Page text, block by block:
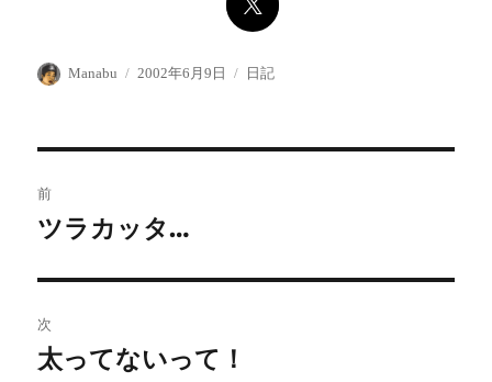
投
Manabu
投
2002年6月9日
カ
日記
稿
ビ
ゲ
前
前
投
稿:
ツラカッタ…
次
次
太ってないって！